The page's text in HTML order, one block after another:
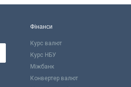
Фінанси
Курс валют
Курс НБУ
Міжбанк
Конвертер валют